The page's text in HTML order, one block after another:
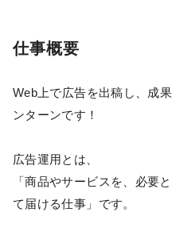
仕事概要
Web上で広告を出稿し、成
ンターンです！
広告運用とは、
「商品やサービスを、必要
て届ける仕事」です。